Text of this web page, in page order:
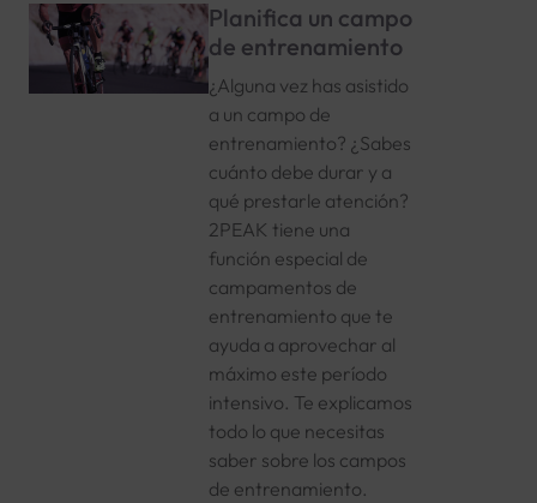
Planifica un campo
de entrenamiento
¿Alguna vez has asistido
a un campo de
entrenamiento? ¿Sabes
cuánto debe durar y a
qué prestarle atención?
2PEAK tiene una
función especial de
campamentos de
entrenamiento que te
ayuda a aprovechar al
máximo este período
intensivo. Te explicamos
todo lo que necesitas
saber sobre los campos
de entrenamiento.